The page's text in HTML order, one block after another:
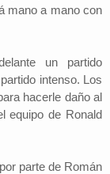
mano a mano con
un partido
intenso. Los
hacerle daño al
equipo de Ronald
parte de Román